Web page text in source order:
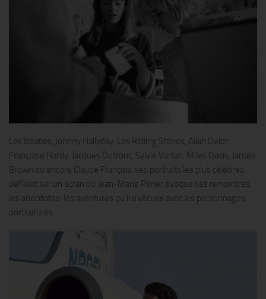
Les Beatles, Johnny Hallyday, Les Rolling Stones, Alain Delon,
Françoise Hardy, Jacques Dutronc, Sylvie Vartan, Miles Davis, James
Brown ou encore Claude François, ses portraits les plus célèbres
défilent sur un écran où Jean-Marie Périer évoque ses rencontres,
les anecdotes, les aventures qu’il a vécues avec les personnages
portraiturés…